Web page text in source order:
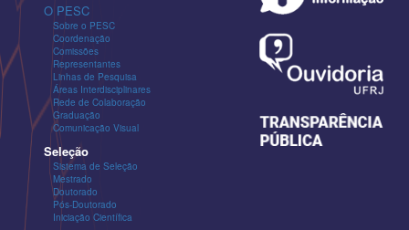
O PESC
Sobre o PESC
Coordenação
Comissões
Representantes
Linhas de Pesquisa
Áreas Interdisciplinares
Rede de Colaboração
Graduação
Comunicação Visual
Seleção
Sistema de Seleção
Mestrado
Doutorado
Pós-Doutorado
Iniciação Científica